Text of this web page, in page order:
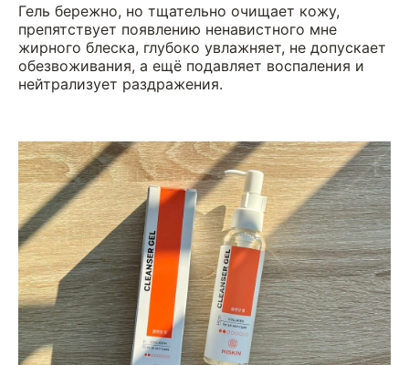
Гель бережно, но тщательно очищает кожу,
препятствует появлению ненавистного мне
жирного блеска, глубоко увлажняет, не допускает
обезвоживания, а ещё подавляет воспаления и
нейтрализует раздражения.